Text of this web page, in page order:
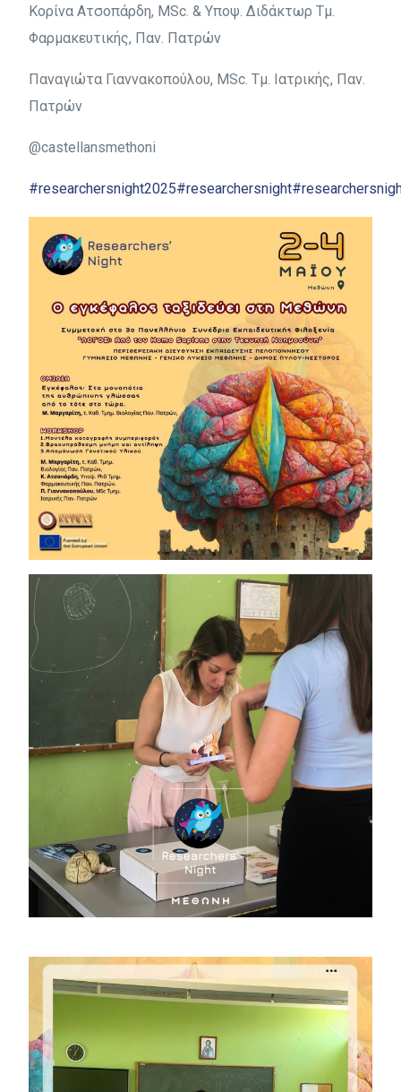
Κορίνα Ατσοπάρδη, MSc. & Yποψ. Διδάκτωρ Τμ.
Φαρμακευτικής, Παν. Πατρών
Παναγιώτα Γιαννακοπούλου, MSc. Τμ. Ιατρικής, Παν.
Πατρών
@castellansmethoni
#researchersnight2025#researchersnight